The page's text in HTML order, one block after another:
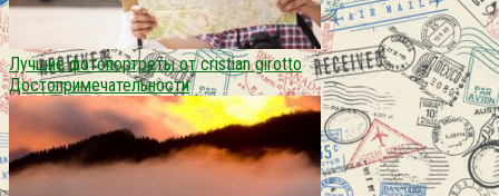
Лучшие фотопортреты от cristian girotto
Достопримечательности